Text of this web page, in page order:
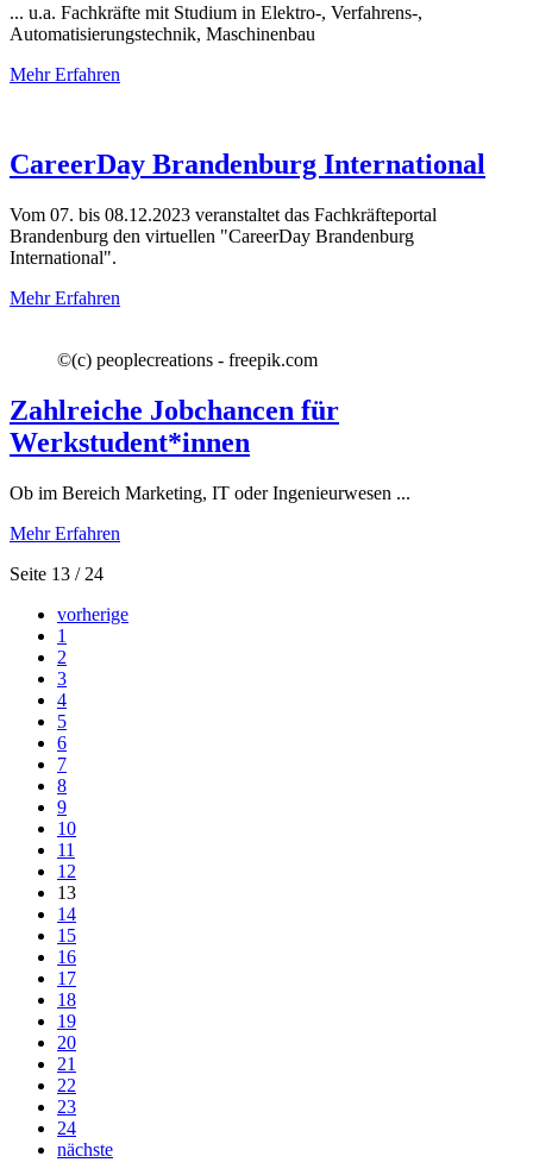
... u.a. Fachkräfte mit Studium in Elektro-, Verfahrens-,
Automatisierungstechnik, Maschinenbau
Mehr Erfahren
CareerDay Brandenburg International
Vom 07. bis 08.12.2023 veranstaltet das Fachkräfteportal
Brandenburg den virtuellen "CareerDay Brandenburg
International".
Mehr Erfahren
©(c) peoplecreations - freepik.com
Zahlreiche Jobchancen für
Werkstudent*innen
Ob im Bereich Marketing, IT oder Ingenieurwesen ...
Mehr Erfahren
Seite 13 / 24
vorherige
1
2
3
4
5
6
7
8
9
10
11
12
13
14
15
16
17
18
19
20
21
22
23
24
nächste